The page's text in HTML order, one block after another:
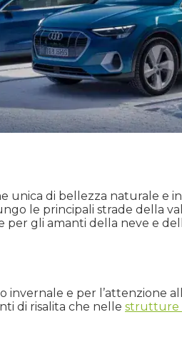
unica di bellezza naturale e
le principali strade della
per gli amanti della neve e
invernale e per l’attenzione
di risalita che nelle strutture